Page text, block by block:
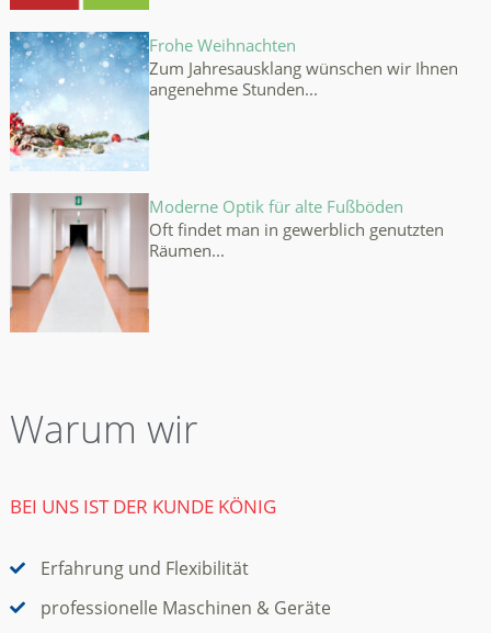
Frohe Weihnachten
Zum Jahresausklang wünschen wir Ihnen
angenehme Stunden...
Moderne Optik für alte Fußböden
Oft findet man in gewerblich genutzten
Räumen...
Warum wir
BEI UNS IST DER KUNDE KÖNIG
Erfahrung und Flexibilität
professionelle Maschinen & Geräte